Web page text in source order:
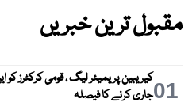
مقبول ترین خبریں
01جاری کرنے کا فیصلہ